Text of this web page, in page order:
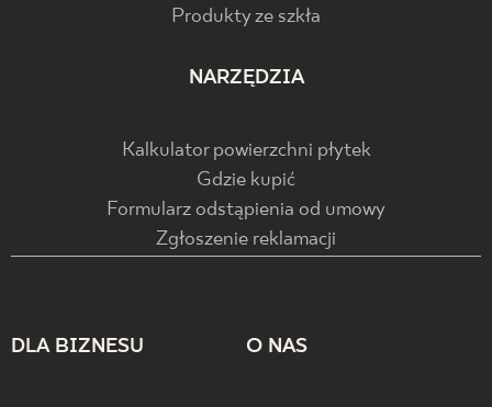
Produkty ze szkła
NARZĘDZIA
Kalkulator powierzchni płytek
Gdzie kupić
Formularz odstąpienia od umowy
Zgłoszenie reklamacji
DLA BIZNESU O NAS